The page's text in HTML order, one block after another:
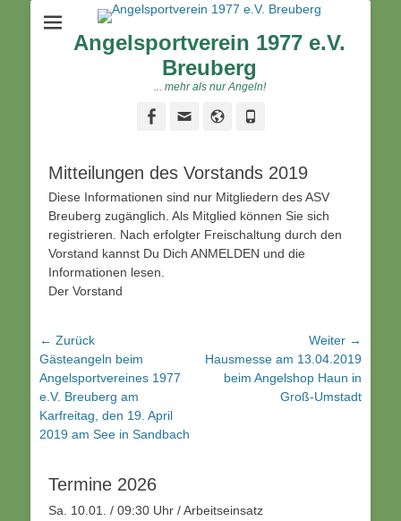
Angelsportverein 1977 e.V.
Breuberg
... mehr als nur Angeln!
Facebook
Email Website
Mitteilungen des Vorstands 2019
Diese Informationen sind nur Mitgliedern des ASV
Breuberg zugänglich. Als Mitglied können Sie sich
registrieren. Nach erfolgter Freischaltung durch den
Vorstand kannst Du Dich ANMELDEN und die
Informationen lesen.
Der Vorstand
Beitragsnavigation
← Zurück
Vorhergehender
Beitrag:
Gästeangeln beim
Angelsportvereines 1977
e.V. Breuberg am
Karfreitag, den 19. April
2019 am See in Sandbach
Weiter →
Nächster
Beitrag:
Hausmesse am 13.04.2019
beim Angelshop Haun in
Groß-Umstadt
Termine 2026
Sa. 10.01. / 09:30 Uhr / Arbeitseinsatz